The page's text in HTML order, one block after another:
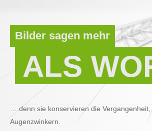
Bilder sagen mehr
ALS
… denn sie konservieren die
Augenzwinkern.